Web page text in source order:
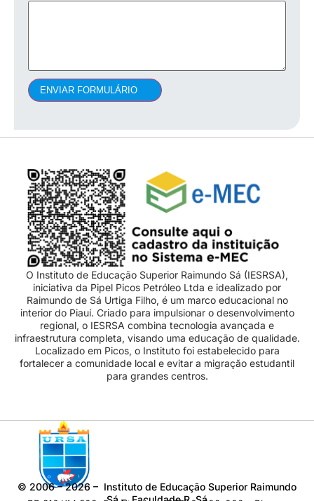
ENVIAR FORMULÁRIO
O Instituto de Educação Superior Raimundo Sá (IESRSA),
iniciativa da Pipel Picos Petróleo Ltda e idealizado por
Raimundo de Sá Urtiga Filho, é um marco educacional no
interior do Piauí. Criado para impulsionar o desenvolvimento
regional, o IESRSA combina tecnologia avançada e
infraestrutura completa, visando uma educação de qualidade.
Localizado em Picos, o Instituto foi estabelecido para
fortalecer a comunidade local e evitar a migração estudantil
para grandes centros.
© 2006 – 2026 – Instituto de Educação Superior Raimundo